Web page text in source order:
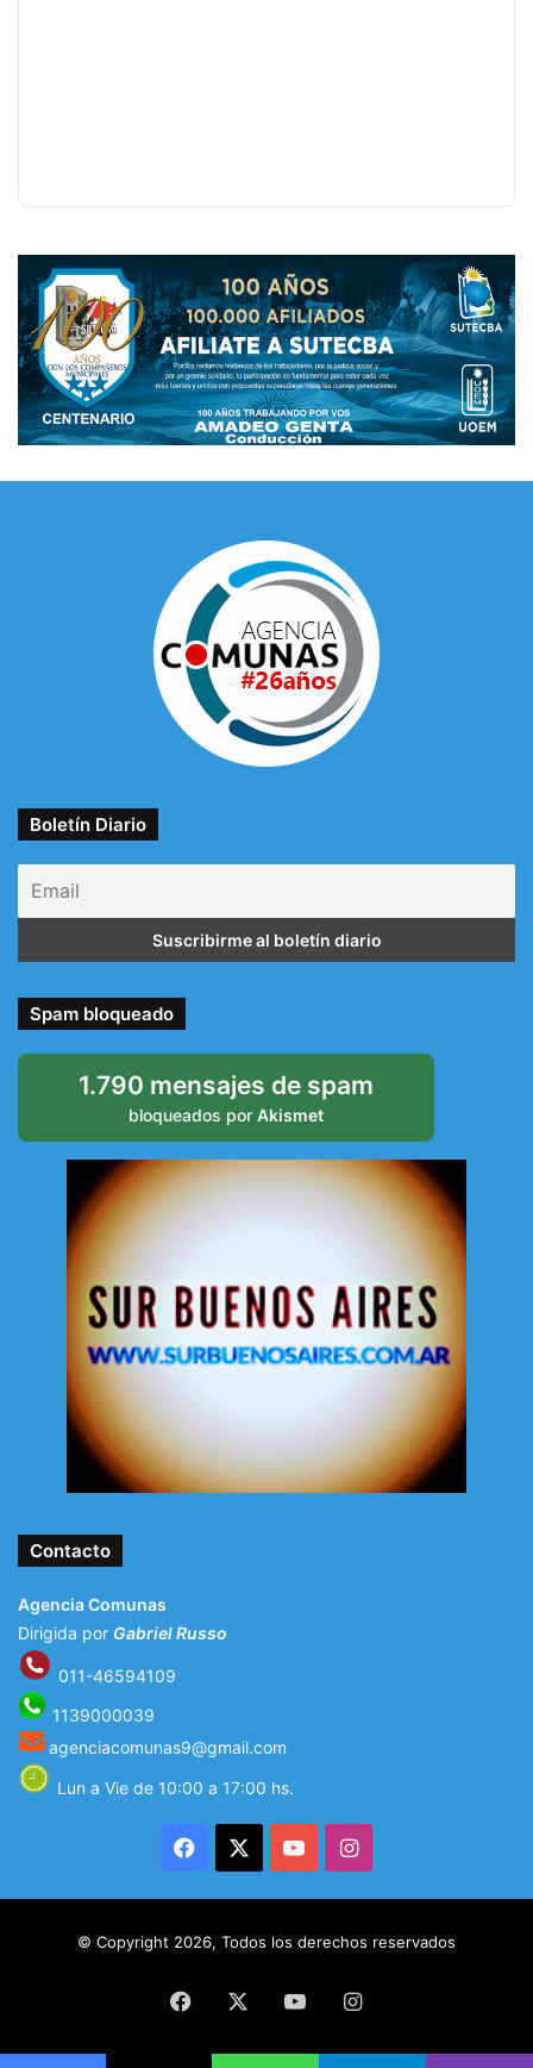
Boletín Diario
Spam bloqueado
1.790 mensajes de spam
bloqueados por Akismet
Contacto
Agencia Comunas
Dirigida por Gabriel Russo
011-46594109
1139000039
agenciacomunas9@gmail.com
Lun a Vie de 10:00 a 17:00 hs.
Facebook YouTubeInstagram
© Copyright 2026, Todos los derechos reservados
Facebook YouTubeInstagram